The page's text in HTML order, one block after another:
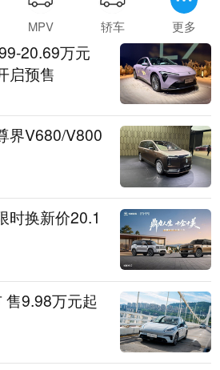
MPV 轿车 更多
20.69万元
启预售
界V680/V800
时换新价20.1
9.98万元起